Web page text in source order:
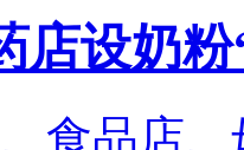
店设奶
品店、